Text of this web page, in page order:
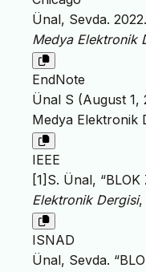
Ünal, Sevda.
Medya Elektronik
EndNote
Ünal S (August 1,
Medya Elektronik
IEEE
[1]S. Ünal,
Elektronik Dergisi,
ISNAD
Ünal, Sevda.